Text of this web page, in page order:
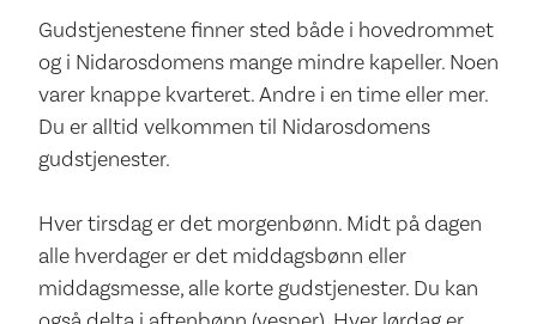
Gudstjenestene finner sted både i hovedrommet
og i Nidarosdomens mange mindre kapeller. Noen
varer knappe kvarteret. Andre i en time eller mer.
Du er alltid velkommen til Nidarosdomens
gudstjenester.
Hver tirsdag er det morgenbønn. Midt på dagen
alle hverdager er det middagsbønn eller
middagsmesse, alle korte gudstjenester. Du kan